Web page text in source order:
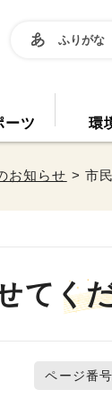
ふりがな
ーツ 環
お知らせ > 市
てく
ページ番